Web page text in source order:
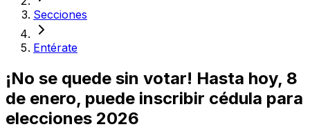
Secciones
Entérate
¡No se quede sin votar! Hasta hoy, 8
de enero, puede inscribir cédula para
elecciones 2026